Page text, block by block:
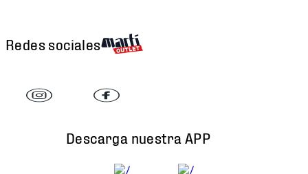
Redes sociales
Descarga nuestra APP